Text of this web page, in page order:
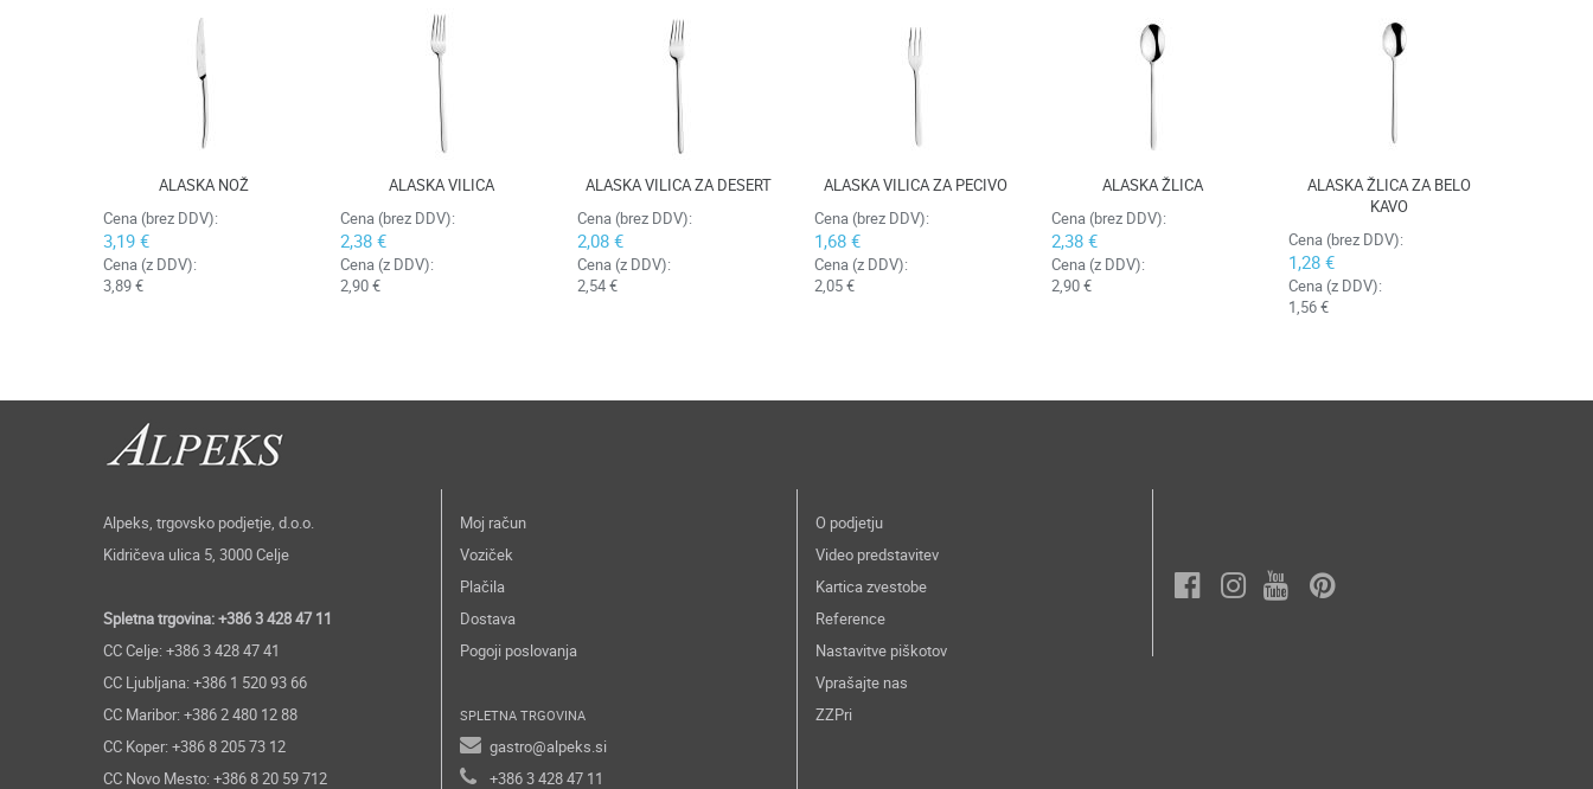
ALASKA NOŽ
Cena (brez DDV):
3,19 €
Cena (z DDV):
3,89 €
ALASKA VILICA
Cena (brez DDV):
2,38 €
Cena (z DDV):
2,90 €
ALASKA VILICA ZA DESERT
Cena (brez DDV):
2,08 €
Cena (z DDV):
2,54 €
ALASKA VILICA ZA PECIVO
Cena (brez DDV):
1,68 €
Cena (z DDV):
2,05 €
ALASKA ŽLICA
Cena (brez DDV):
2,38 €
Cena (z DDV):
2,90 €
ALASKA ŽLICA ZA BELO
KAVO
Cena (brez DDV):
1,28 €
Cena (z DDV):
1,56 €
Alpeks, trgovsko podjetje, d.o.o.
Kidričeva ulica 5, 3000 Celje
Spletna trgovina: +386 3 428 47 11
CC Celje: +386 3 428 47 41
CC Ljubljana: +386 1 520 93 66
CC Maribor: +386 2 480 12 88
CC Koper: +386 8 205 73 12
CC Novo Mesto: +386 8 20 59 712
Moj račun
Voziček
Plačila
Dostava
Pogoji poslovanja
SPLETNA TRGOVINA
gastro@alpeks.si
+386 3 428 47 11
O podjetju
Video predstavitev
Kartica zvestobe
Reference
Nastavitve piškotov
Vprašajte nas
ZZPri